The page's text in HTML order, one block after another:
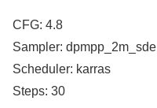
CFG: 4.8
Sampler: dpmpp_2m_sde
Scheduler: karras
Steps: 30